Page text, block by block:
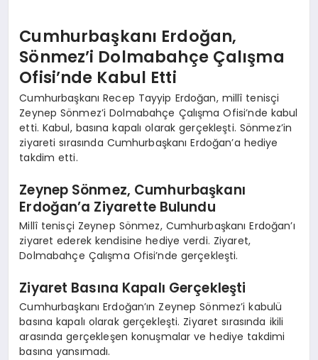
Cumhurbaşkanı Erdoğan,
Sönmez’i Dolmabahçe Çalışma
Ofisi’nde Kabul Etti
Cumhurbaşkanı Recep Tayyip Erdoğan, millî tenisçi
Zeynep Sönmez’i Dolmabahçe Çalışma Ofisi’nde kabul
etti. Kabul, basına kapalı olarak gerçekleşti. Sönmez’in
ziyareti sırasında Cumhurbaşkanı Erdoğan’a hediye
takdim etti.
Zeynep Sönmez, Cumhurbaşkanı
Erdoğan’a Ziyarette Bulundu
Millî tenisçi Zeynep Sönmez, Cumhurbaşkanı Erdoğan’ı
ziyaret ederek kendisine hediye verdi. Ziyaret,
Dolmabahçe Çalışma Ofisi’nde gerçekleşti.
Ziyaret Basına Kapalı Gerçekleşti
Cumhurbaşkanı Erdoğan’ın Zeynep Sönmez’i kabulü
basına kapalı olarak gerçekleşti. Ziyaret sırasında ikili
arasında gerçekleşen konuşmalar ve hediye takdimi
basına yansımadı.